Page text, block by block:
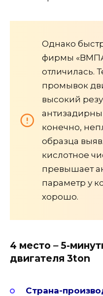
Однако
фирмы
отличилась.
промывок
высокий
конечно,
образца
кислотное
превышает
параметр у
хорошо.
4 место –5-
двигателя 3ton
Страна-